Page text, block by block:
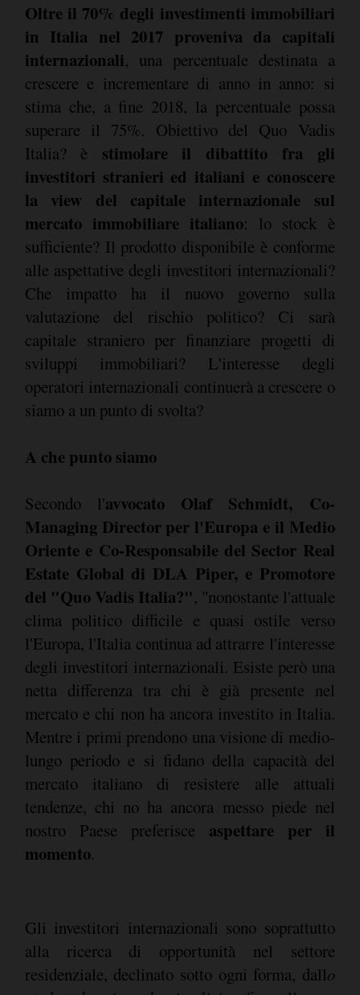
Oltre il 70% degli investimenti immobiliari
in Italia nel 2017 proveniva da capitali
internazionali, una percentuale destinata a
crescere e incrementare di anno in anno: si
stima che, a fine 2018, la percentuale possa
superare il 75%. Obiettivo del Quo Vadis
Italia? è stimolare il dibattito fra gli
investitori stranieri ed italiani e conoscere
la view del capitale internazionale sul
mercato immobiliare italiano: lo stock è
sufficiente? Il prodotto disponibile è conforme
alle aspettative degli investitori internazionali?
Che impatto ha il nuovo governo sulla
valutazione del rischio politico? Ci sarà
capitale straniero per finanziare progetti di
sviluppi immobiliari? L'interesse degli
operatori internazionali continuerà a crescere o
siamo a un punto di svolta?
A che punto siamo
Secondo l'avvocato Olaf Schmidt, Co-
Managing Director per l'Europa e il Medio
Oriente e Co-Responsabile del Sector Real
Estate Global di DLA Piper, e Promotore
del "Quo Vadis Italia?", "nonostante l'attuale
clima politico difficile e quasi ostile verso
l'Europa, l'Italia continua ad attrarre l'interesse
degli investitori internazionali. Esiste però una
netta differenza tra chi è già presente nel
mercato e chi non ha ancora investito in Italia.
Mentre i primi prendono una visione di medio-
lungo periodo e si fidano della capacità del
mercato italiano di resistere alle attuali
tendenze, chi no ha ancora messo piede nel
nostro Paese preferisce aspettare per il
momento.
Gli investitori internazionali sono soprattutto
alla ricerca di opportunità nel settore
residenziale, declinato sotto ogni forma, dallo